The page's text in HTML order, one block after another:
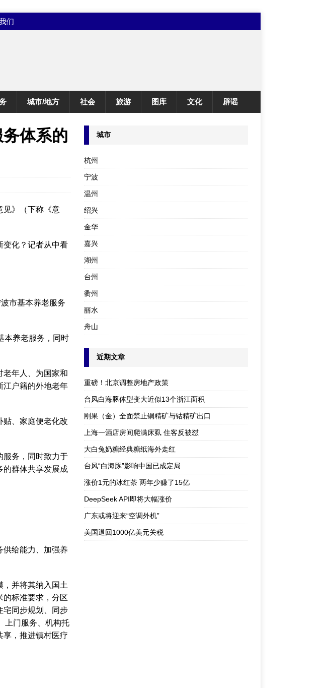
们
城市/地方 社会 旅游 图库 文化 辟谣
体系的
见》（下称《意
变化？记者从中看
市基本养老服务
本养老服务，同时
老年人、为国家和
江户籍的外地老年
贴、家庭便老化改
服务，同时致力于
的群体共享发展成
供给能力、加强养
，并将其纳入国土
的标准要求，分区
宅同步规划、同步
上门服务、机构托
享，推进镇村医疗
城市
杭州
宁波
温州
绍兴
金华
嘉兴
湖州
台州
衢州
丽水
舟山
近期文章
重磅！北京调整房地产政策
台风白海豚体型变大近似13个浙江面积
刚果（金）全面禁止铜精矿与钴精矿出口
上海一酒店房间爬满床虱 住客反被怼
大白兔奶糖经典糖纸海外走红
台风“白海豚”影响中国已成定局
涨价1元的冰红茶 两年少赚了15亿
DeepSeek API即将大幅涨价
广东或将迎来“空调外机”
美国退回1000亿美元关税